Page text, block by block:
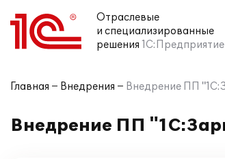
Отраслевые
и специализированные
решения 1С:Предприятие
Главная Внедрения Внедрение ПП
Внедрение ПП